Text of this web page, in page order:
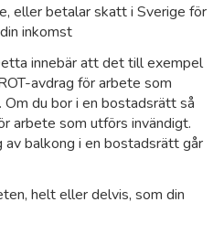
eller betalar skatt i Sverige för
inkomst
innebär att det till exempel
avdrag för arbete som
du bor i en bostadsrätt så
arbete som utförs invändigt.
av balkong i en bostadsrätt går
helt eller delvis, som din